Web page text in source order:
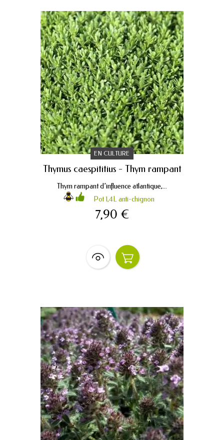
EN CULTURE
Thymus caespititius - Thym rampant
Thym rampant d’influence atlantique,...
Pot 1,4L anti-chignon
7,90 €